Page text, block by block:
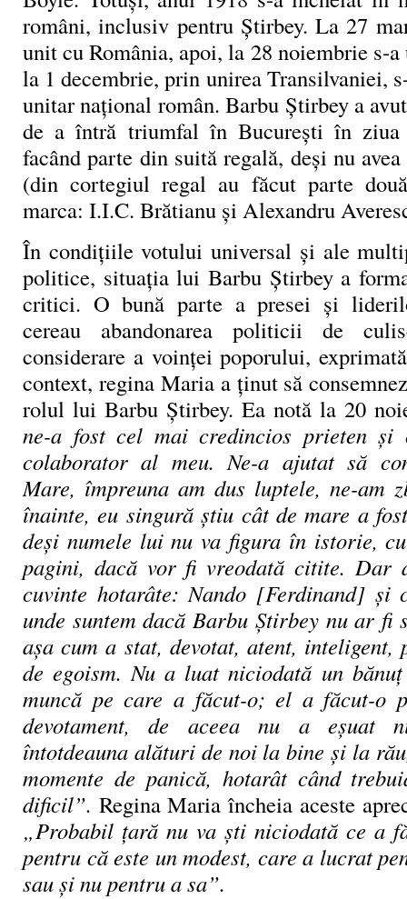
români, inclusiv pentru Știrbey. La 27
unit cu România, apoi, la 28 noiembrie s-
la 1 decembrie, prin unirea Transilvaniei,
unitar național român. Barbu Știrbey a
de a întră triumfal în București în ziua
facând parte din suită regală, deși nu
(din cortegiul regal au făcut parte
marca: I.I.C. Brătianu și Alexandru
În condițiile votului universal și ale
politice, situația lui Barbu Știrbey a
critici. O bună parte a presei și
cereau abandonarea politicii de
considerare a voinței poporului,
context, regina Maria a ținut să
rolul lui Barbu Știrbey. Ea notă la 20
ne-a fost cel mai credincios prieten și
colaborator al meu. Ne-a ajutat să
Mare, împreuna am dus luptele, ne-am
înainte, eu singură știu cât de mare a
deși numele lui nu va figura în istorie,
pagini, dacă vor fi vreodată citite.
cuvinte hotarâte: Nando [Ferdinand] și
unde suntem dacă Barbu Știrbey nu ar
așa cum a stat, devotat, atent,
de egoism. Nu a luat niciodată un
muncă pe care a făcut-o; el a făcut-o
devotament, de aceea nu a eșuat
întotdeauna alături de noi la bine și la
momente de panică, hotarât când
dificil”. Regina Maria încheia aceste
„Probabil țară nu va ști niciodată ce a
pentru că este un modest, care a lucrat
sau și nu pentru a sa”.